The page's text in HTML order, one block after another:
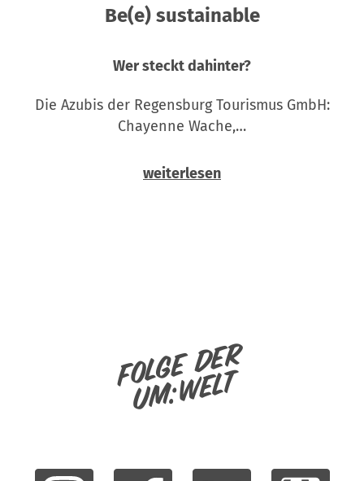
Be(e) sustainable
Wer steckt dahinter?
Die Azubis der Regensburg Tourismus GmbH:
Chayenne Wache,…
weiterlesen
Folge der
um:welt